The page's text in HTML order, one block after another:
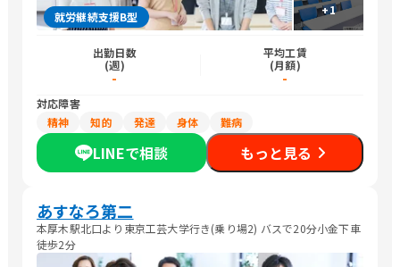
+1
就労継続支援B型
出勤日数
(週)
-
平均工賃
(月額)
-
対応障害
精神
知的 発達 身体 難病
LINEで相談 もっと見る
あすなろ第二
本厚木駅北口より東京工芸大学行き(乗り場2) バスで20分小金下車
徒歩2分